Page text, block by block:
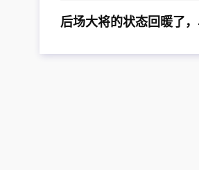
后场大将的状态回暖了